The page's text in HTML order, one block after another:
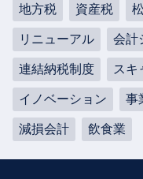
地方税 資産税
リニューアル 会計
連結納税制度 スキ
イノベーション 事
減損会計 飲食業